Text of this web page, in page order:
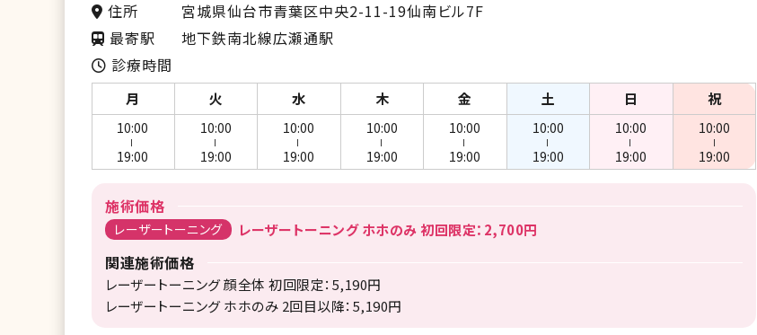
住所
宮城県仙台市青葉区中央2-11-19仙南ビル7F
最寄駅
地下鉄南北線広瀬通駅
診療時間
月 火 水 木 金 土 日 祝
10:00
19:00
10:00
19:00
10:00
19:00
10:00
19:00
10:00
19:00
10:00
19:00
10:00
19:00
10:00
19:00
施術価格
レーザートーニング レーザートーニング ホホのみ 初回限定：2,700円
関連施術価格
レーザートーニング 顔全体 初回限定：5,190円
レーザートーニング ホホのみ 2回目以降：5,190円